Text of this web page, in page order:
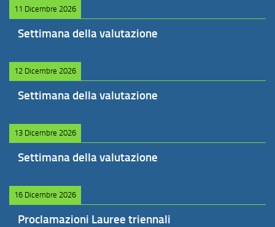
11 Dicembre 2026
Settimana della valutazione
12 Dicembre 2026
Settimana della valutazione
13 Dicembre 2026
Settimana della valutazione
16 Dicembre 2026
Proclamazioni Lauree triennali